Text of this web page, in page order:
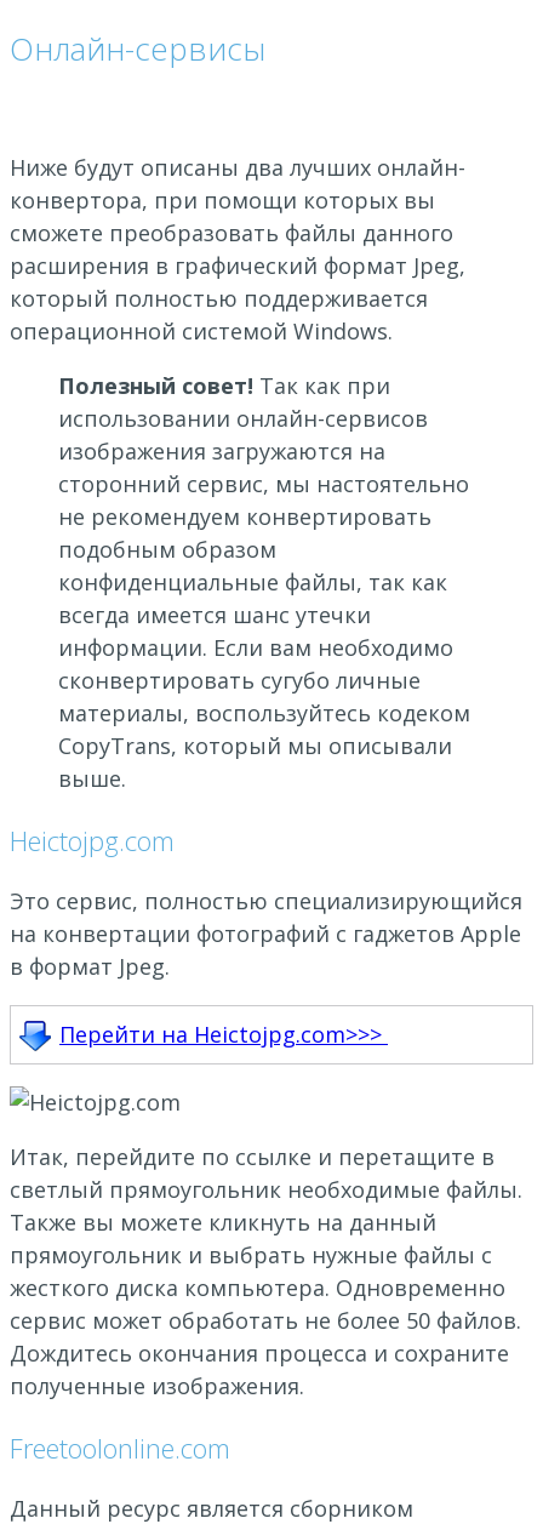
Онлайн-сервисы
Ниже будут описаны два лучших онлайн-
конвертора, при помощи которых вы
сможете преобразовать файлы данного
расширения в графический формат Jpeg,
который полностью поддерживается
операционной системой Windows.
Полезный совет! Так как при
использовании онлайн-сервисов
изображения загружаются на
сторонний сервис, мы настоятельно
не рекомендуем конвертировать
подобным образом
конфиденциальные файлы, так как
всегда имеется шанс утечки
информации. Если вам необходимо
сконвертировать сугубо личные
материалы, воспользуйтесь кодеком
CopyTrans, который мы описывали
выше.
Heictojpg.com
Это сервис, полностью специализирующийся
на конвертации фотографий с гаджетов Apple
в формат Jpeg.
Перейти на Heictojpg.com>>>
Итак, перейдите по ссылке и перетащите в
светлый прямоугольник необходимые файлы.
Также вы можете кликнуть на данный
прямоугольник и выбрать нужные файлы с
жесткого диска компьютера. Одновременно
сервис может обработать не более 50 файлов.
Дождитесь окончания процесса и сохраните
полученные изображения.
Freetoolonline.com
Данный ресурс является сборником